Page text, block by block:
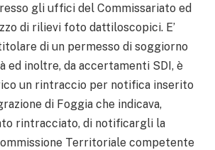
gli uffici del Commissariato ed
di rilievi foto dattiloscopici. E’
di un permesso di soggiorno
ed inoltre, da accertamenti SDI, è
un rintraccio per notifica inserito
di Foggia che indicava,
rintracciato, di notificargli la
Territoriale competente